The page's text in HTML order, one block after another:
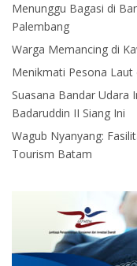
Menunggu Bagasi di
Palembang
Warga Memancing di
Menikmati Pesona
Suasana Bandar Udara
Badaruddin II Siang Ini
Wagub Nyanyang:
Tourism Batam